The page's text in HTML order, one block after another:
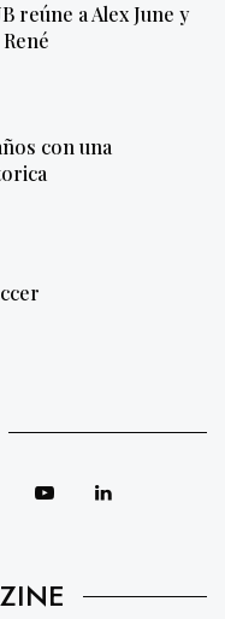
reúne a Alex June y
con una